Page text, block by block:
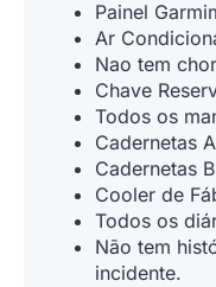
Painel
Ar
Nao tem
Chave
Todos os
Cadernetas
Cadernetas
Cooler de
Todos os
Não tem
incidente.